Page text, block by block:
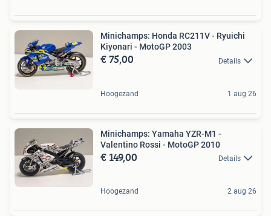
Minichamps: Honda RC211V - Ryuichi
Kiyonari - MotoGP 2003
€ 75,00 Details
Hoogezand 1 aug 26
Minichamps: Yamaha YZR-M1 -
Valentino Rossi - MotoGP 2010
€ 149,00 Details
Hoogezand 2 aug 26